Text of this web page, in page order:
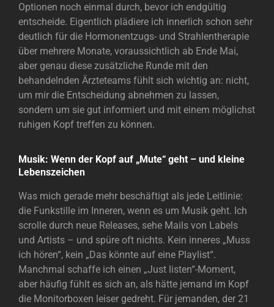
Optionen noch einmal durch, bevor ich endgültig
entscheide. Eigentlich plädiere ich innerlich schon sehr
deutlich für die Hormonentzugs- und Strahlentherapie
über mehrere Monate, voraussichtlich ab Ende Mai,
aber genau diese zusätzliche Runde mit den
behandelnden Ärzteteams fühlt sich wichtig an: nicht,
um mir die Entscheidung abnehmen zu lassen,
sondern um sie gut informiert und mit einem möglichst
ruhigen Kopf treffen zu können.
Musik: Wenn der Kopf auf „Mute“ geht – und kleine
Lebenszeichen
Was mich gerade mehr beschäftigt als jede Leitlinie:
die Funkstille im Inneren, wenn es um Musik geht. Ich
scrolle durch neue Releases, sehe Mails von Labels
und Artists – und spüre oft nichts. Kein inneres „Muss
ich hören“, kein „Das könnte auf eine Playlist“.
Manchmal schaffe ich einen „Just listen“-Moment,
aber häufig fühlt es sich an, als hätte jemand im Kopf
die Monitorboxen leiser gedreht. Für jemanden, der 21